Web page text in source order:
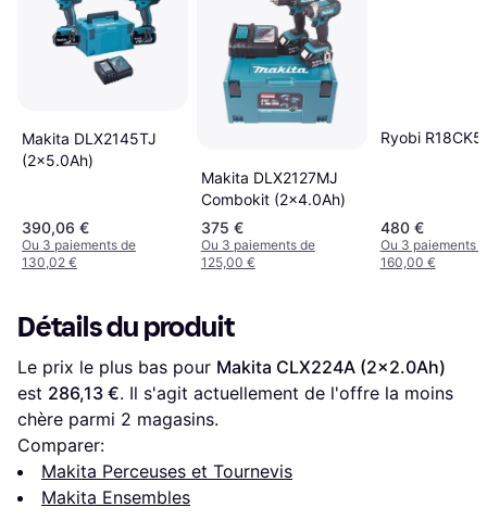
Makita DLX2145TJ
(2x5.0Ah)
390,06 €
Ou 3 paiements de
130,02 €
Makita DLX2127MJ
Combokit (2x4.0Ah)
375 €
Ou 3 paiements de
125,00 €
Ryobi
480 €
Ou 3 paiements
160,00 €
Détails du produit
Le prix le plus bas pour Makita CLX224A (2x2.0Ah)
est 286,13 €. Il s'agit actuellement de l'offre la moins
chère parmi 2 magasins.
Comparer:
Makita Perceuses et Tournevis
Makita Ensembles